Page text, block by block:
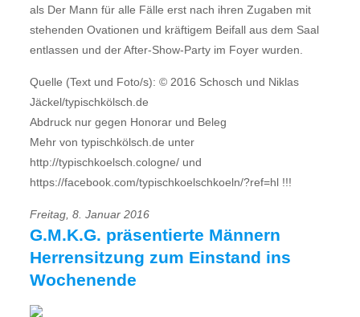
als Der Mann für alle Fälle erst nach ihren Zugaben mit
stehenden Ovationen und kräftigem Beifall aus dem Saal
entlassen und der After-Show-Party im Foyer wurden.
Quelle (Text und Foto/s): © 2016 Schosch und Niklas
Jäckel/typischkölsch.de
Abdruck nur gegen Honorar und Beleg
Mehr von typischkölsch.de unter
http://typischkoelsch.cologne/ und
https://facebook.com/typischkoelschkoeln/?ref=hl !!!
Freitag, 8. Januar 2016
G.M.K.G. präsentierte Männern
Herrensitzung zum Einstand ins
Wochenende